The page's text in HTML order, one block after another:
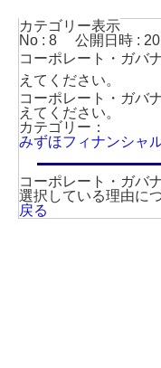
カテゴリー表示
No : 8
公開日時 :
コーポレート・ガバ
えてください。
コーポレート・ガバ
えてください。
カテゴリー：
みずほフィナンシャ
コーポレート・ガバ
選択している理由に
戻る